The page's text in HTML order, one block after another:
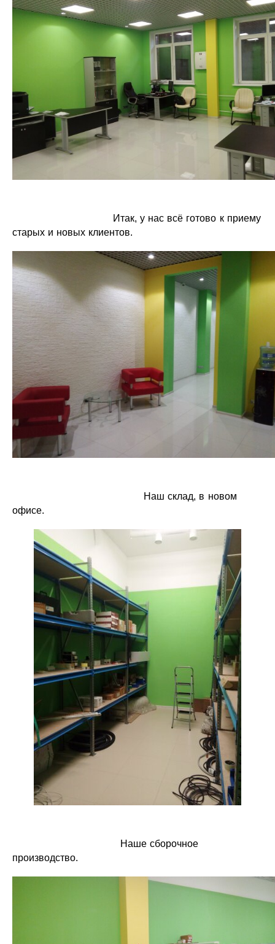
Итак, у нас всё готово к приему
старых и новых клиентов.
Наш склад, в новом
офисе.
Наше сборочное
производство.